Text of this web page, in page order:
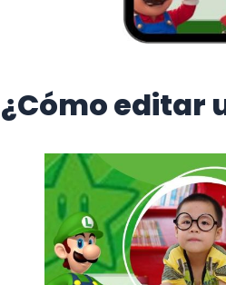
¿Cómo editar